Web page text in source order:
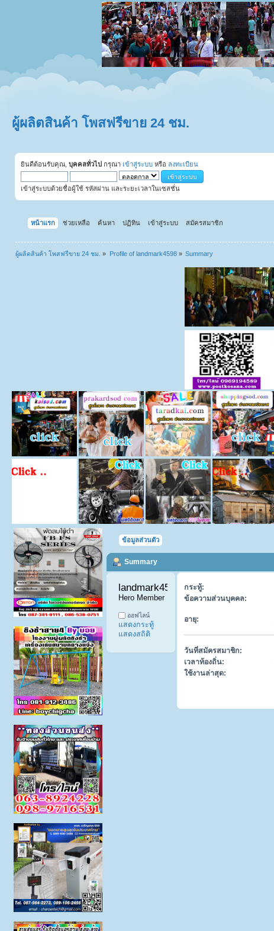
ผู้ผลิตสินค้า โพสฟรีขาย 24 ชม.
ยินดีต้อนรับคุณ, บุคคลทั่วไป กรุณา เข้าสู่ระบบ หรือ ลงทะเบียน
เข้าสู่ระบบด้วยชื่อผู้ใช้ รหัสผ่าน และระยะเวลาในเซสชั่น
หน้าแรก ช่วยเหลือ ค้นหา ปฏิทิน เข้าสู่ระบบ สมัครสมาชิก
ผู้ผลิตสินค้า โพสฟรีขาย 24 ชม. » Profile of landmark4598» Summary
ข้อมูลส่วนตัว
Summary
Hero Member
ออฟไลน์
แสดงกระทู้
แสดงสถิติ
กระทู้:
ข้อความส่วนบุคคล:
อายุ:
วันที่สมัครสมาชิก:
เวลาท้องถิ่น:
ใช้งานล่าสุด: